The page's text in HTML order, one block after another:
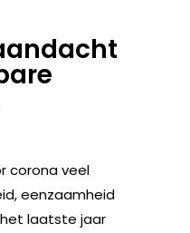
corona veel
eenzaamheid
laatste jaar